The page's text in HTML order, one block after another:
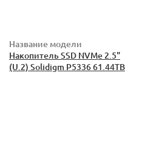
Название модели
Накопитель SSD NVMe 2.5"
(U.2) Solidigm P5336 61.44TB